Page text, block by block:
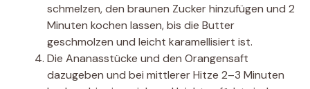
schmelzen, den braunen Zucker hinzufügen und 2
Minuten kochen lassen, bis die Butter
geschmolzen und leicht karamellisiert ist.
Die Ananasstücke und den Orangensaft
dazugeben und bei mittlerer Hitze 2–3 Minuten